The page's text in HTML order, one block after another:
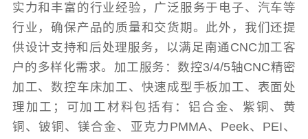
实力和丰富的行业经验，广泛服务于电子、汽车等
行业，确保产品的质量和交货期。此外，我们还提
供设计支持和后处理服务，以满足南通CNC加工客
户的多样化需求。加工服务：数控3/4/5轴CNC精密
加工、数控车床加工、快速成型手板加工、表面处
理加工；可加工材料包括有：铝合金、紫铜、黄
铜、铍铜、镁合金、亚克力PMMA、Peek、PEI、